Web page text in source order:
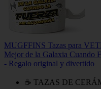
MUGFFINS Tazas para
Mejor de la Galaxia Cuando
- Regalo original y divertido
☕ TAZAS DE